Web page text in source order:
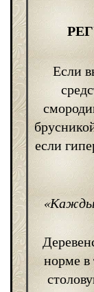
Если
если
норме в